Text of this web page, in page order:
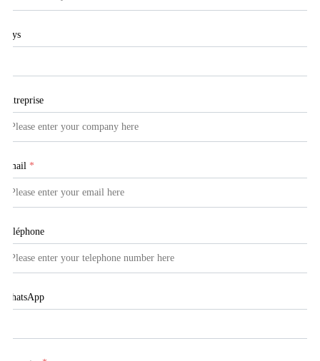
Pays
Entreprise
Email *
Téléphone
WhatsApp